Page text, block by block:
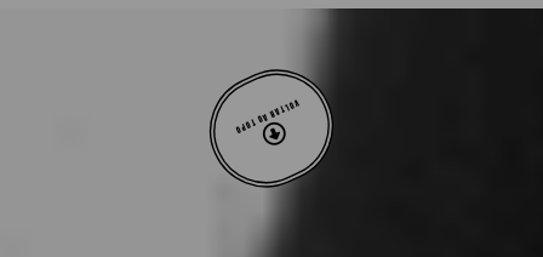
VOLTAR AO TOPO